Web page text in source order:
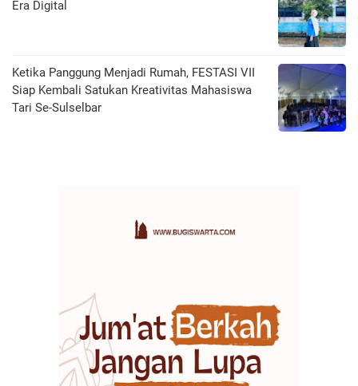
Era Digital
Ketika Panggung Menjadi Rumah, FESTASI VII
Siap Kembali Satukan Kreativitas Mahasiswa
Tari Se-Sulselbar